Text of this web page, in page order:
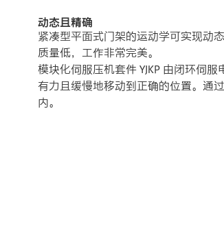
动态且精确
紧凑型平面式门架的运动学可实现动
质量低，工作非常完美。
模块化伺服压机套件 YJKP 由闭环伺
有力且缓慢地移动到正确的位置。通
内。